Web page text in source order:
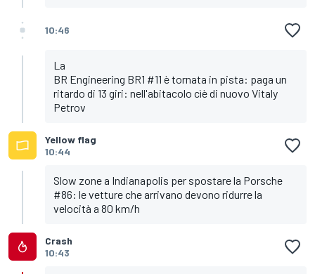
10:46
La
BR Engineering BR1 #11 è tornata in pista: paga un
ritardo di 13 giri: nell'abitacolo cìè di nuovo Vitaly
Petrov
Yellow flag
10:44
Slow zone a Indianapolis per spostare la Porsche
#86: le vetture che arrivano devono ridurre la
velocità a 80 km/h
Crash
10:43